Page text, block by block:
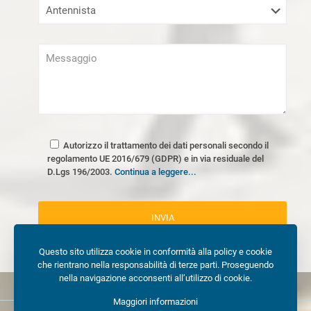
Autorizzo il trattamento dei dati personali secondo il
regolamento UE 2016/679 (GDPR) e in via residuale del
D.Lgs 196/2003. Continua a leggere...
Questo sito utilizza cookie in conformità alla policy e cookie
che rientrano nella responsabilità di terze parti. Proseguendo
nella navigazione acconsenti all’utilizzo di cookie.
Maggiori informazioni